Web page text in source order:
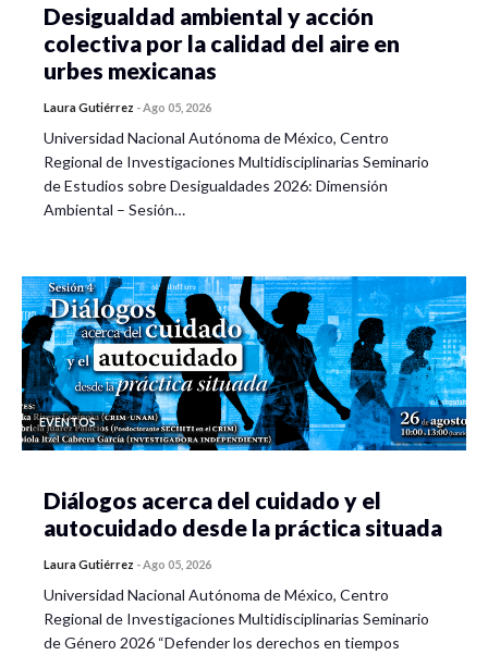
Sofía Salgado Remigio
Avances y retrocesos institucionales en el combate a
la corrupción
Monserrat Olivos Fuentes, UG
Efectos de la austeridad republicana en el
Diana Vicher García, UG
Relaciones intergubernamentales y el diseño de la
Administración Pública Federal a partir de la reforma
a la Ley Orgánica de la Administración Pública
Federal.
Rosa María Pérez Vargas, UG
Hora: 11:45-13:00
Presentación de libro
Desigualdad ambiental y acción
colectiva por la calidad del aire en
urbes mexicanas
Laura Gutiérrez -Ago 05, 2026
Universidad Nacional Autónoma de México, Centro
Regional de Investigaciones Multidisciplinarias Seminario
de Estudios sobre Desigualdades 2026: Dimensión
Ambiental – Sesión…
EVENTOS
Diálogos acerca del cuidado y el
autocuidado desde la práctica situada
Laura Gutiérrez -Ago 05, 2026
Universidad Nacional Autónoma de México, Centro
Regional de Investigaciones Multidisciplinarias Seminario
de Género 2026 “Defender los derechos en tiempos